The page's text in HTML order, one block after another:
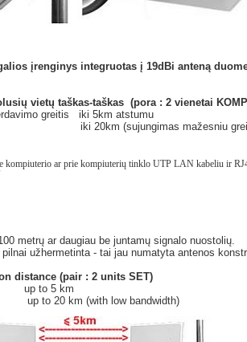
įrenginys integruotas į 19dBi anteną
vietų taškas-taškas (pora : 2 vienetai
greitis iki 5km atstumu
iki 20km (sujungimas mažesniu
kompiuterio ar prie kompiuterių tinklo UTP LAN kabeliu ir
metrų ar daugiau be juntamų signalo nuostolių.
užhermetinta - tai jau numatyta antenos
distance (pair : 2 units SET)
up to 5 km
to 20 km (with low bandwidth)